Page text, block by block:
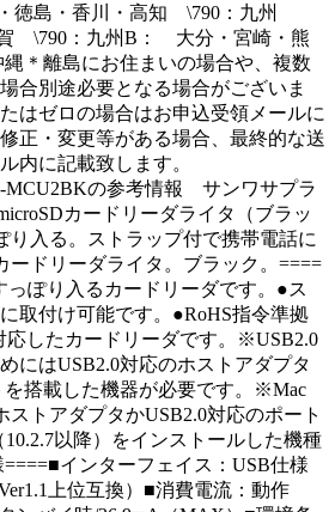
島・香川・高知 \790：九州
\790：九州B： 大分・宮崎・熊
＊離島にお住まいの場合や、複数
合別途必要となる場合がございま
はゼロの場合はお申込受領メールに
正・変更等がある場合、最終的な送
内に記載致します。
MCU2BKの参考情報 サンワサプラ
カードリーダライタ（ブラッ
り入る。ストラップ付で携帯電話に
ードリーダライタ。ブラック。====
っぽり入るカードリーダです。●ス
取付け可能です。●RoHS指令準拠
応したカードリーダです。※USB2.0
にはUSB2.0対応のホストアダプタ
を搭載した機器が必要です。※Mac
ストアダプタかUSB2.0対応のポート
10.2.7以降）をインストールした機種
インターフェイス：USB仕様
上位互換）■消費電流：動作